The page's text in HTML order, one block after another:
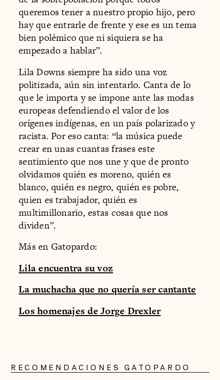
queremos tener a nuestro propio hijo, pero
hay que entrarle de frente y ese es un tema
bien polémico que ni siquiera se ha
empezado a hablar”.
Lila Downs siempre ha sido una voz
politizada, aún sin intentarlo. Canta de lo
que le importa y se impone ante las modas
europeas defendiendo el valor de los
orígenes indígenas, en un país polarizado y
racista. Por eso canta: “la música puede
crear en unas cuantas frases este
sentimiento que nos une y que de pronto
olvidamos quién es moreno, quién es
blanco, quién es negro, quién es pobre,
quien es trabajador, quién es
multimillonario, estas cosas que nos
dividen”.
Más en Gatopardo:
Lila encuentra su voz
La muchacha que no quería ser cantante
Los homenajes de Jorge Drexler
RECOMENDACIONES GATOPARDO